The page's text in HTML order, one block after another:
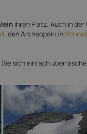
ihren Platz. Auch in
, den Archeopark in
sich einfach